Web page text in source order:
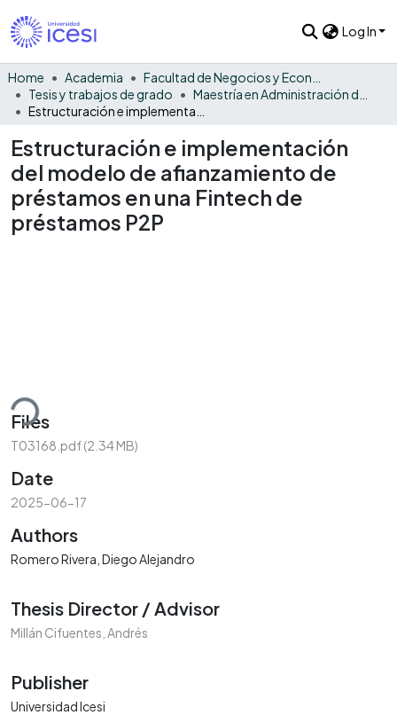
Log In
Home Academia
Tesis y trabajos de grado
Estructuración e implementación
del modelo de afianzamiento de
préstamos en una Fintech de
préstamos P2P
Files
T03168.pdf(2.34 MB)
Date
2025-06-17
Authors
Romero Rivera, Diego Alejandro
Thesis Director / Advisor
Millán Cifuentes, Andrés
Publisher
Universidad Icesi